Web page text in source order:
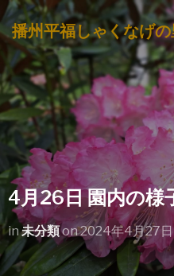
播州平福しゃくなげ
4月26日 園内の様
in未分類on2024年4月27日